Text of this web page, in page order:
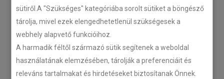
sütiről.A "Szükséges" kategóriába sorolt sütiket a böngésző
tárolja, mivel ezek elengedhetetlenül szükségesek a
webhely alapvető funkcióihoz.
A harmadik féltől származó sütik segítenek a weboldal
használatának elemzésében, tárolják a preferenciáit és
releváns tartalmakat és hirdetéseket biztosítanak Önnek.
N-szériás teherautókhoz
2018-07-26